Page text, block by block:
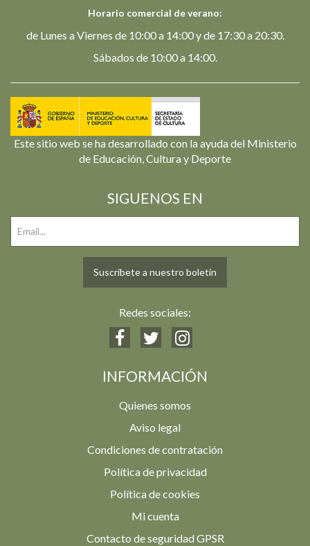
Horario comercial de verano:
de Lunes a Viernes de 10:00 a 14:00 y de 17:30 a 20:30.
Sábados de 10:00 a 14:00.
Este sitio web se ha desarrollado con la ayuda del Ministerio
de Educación, Cultura y Deporte
SIGUENOS EN
Suscríbete a nuestro boletín
Redes sociales:
INFORMACIÓN
Quienes somos
Aviso legal
Condiciones de contratación
Política de privacidad
Política de cookies
Mi cuenta
Contacto de seguridad GPSR